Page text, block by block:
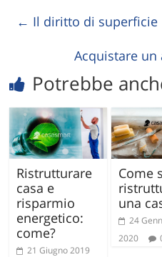
← Il diritto di superficie
Acquistare
Potrebbe
Ristrutturare
casa e
risparmio
energetico:
come?
21 Giugno 2019
Come
una
24
2020